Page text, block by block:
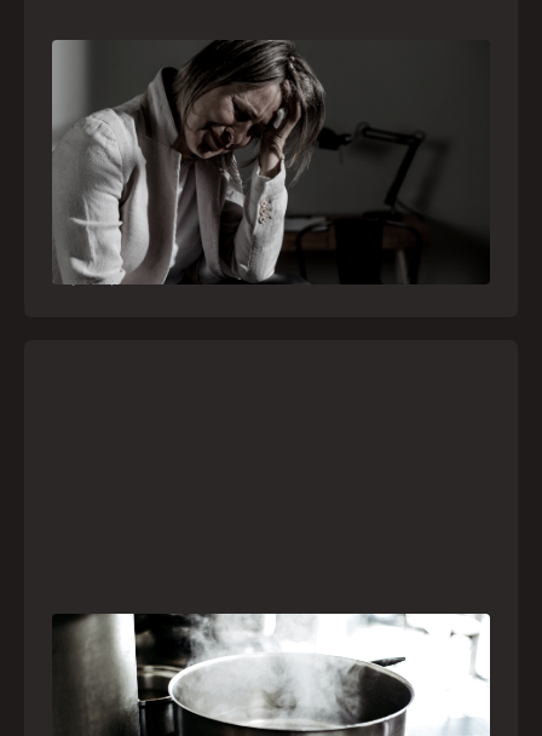
Crise psiquiátrica é urgência médica: saiba
como o SAMU atua nesses casos
Surtos, tentativas de suicídio e episódios de
agitação intensa são considerados urgências
médicas e devem receber atendimento
especializado pelo telefone 192
21 julho, 2026
Frio leva brasileiros a improvisar para se
aquecer e aumenta risco de queimaduras
dentro de casa